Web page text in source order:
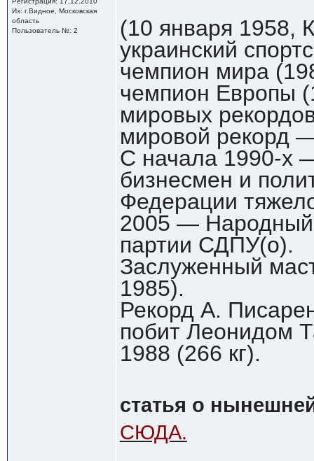
Из: г.Видное, Московская
область
Пользователь №: 2
(10 января 1958,
украинский
чемпион мира
чемпион Европы
мировых
мировой рекорд
С начала 1990-х
бизнесмен и
Федерации
2005 — Народный
партии СДПУ(о).
Заслуженный
1985).
Рекорд А.
побит Леонидом
1988 (266 кг).
статья о
СЮДА.